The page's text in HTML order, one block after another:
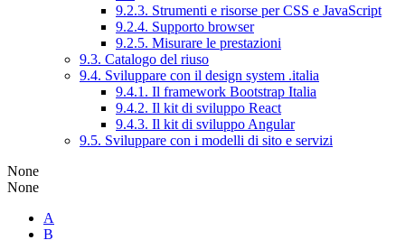
9.2.3. Strumenti e risorse per CSS e JavaScript
9.2.4. Supporto browser
9.2.5. Misurare le prestazioni
9.3. Catalogo del riuso
9.4. Sviluppare con il design system .italia
9.4.1. Il framework Bootstrap Italia
9.4.2. Il kit di sviluppo React
9.4.3. Il kit di sviluppo Angular
9.5. Sviluppare con i modelli di sito e servizi
None
None
A
B